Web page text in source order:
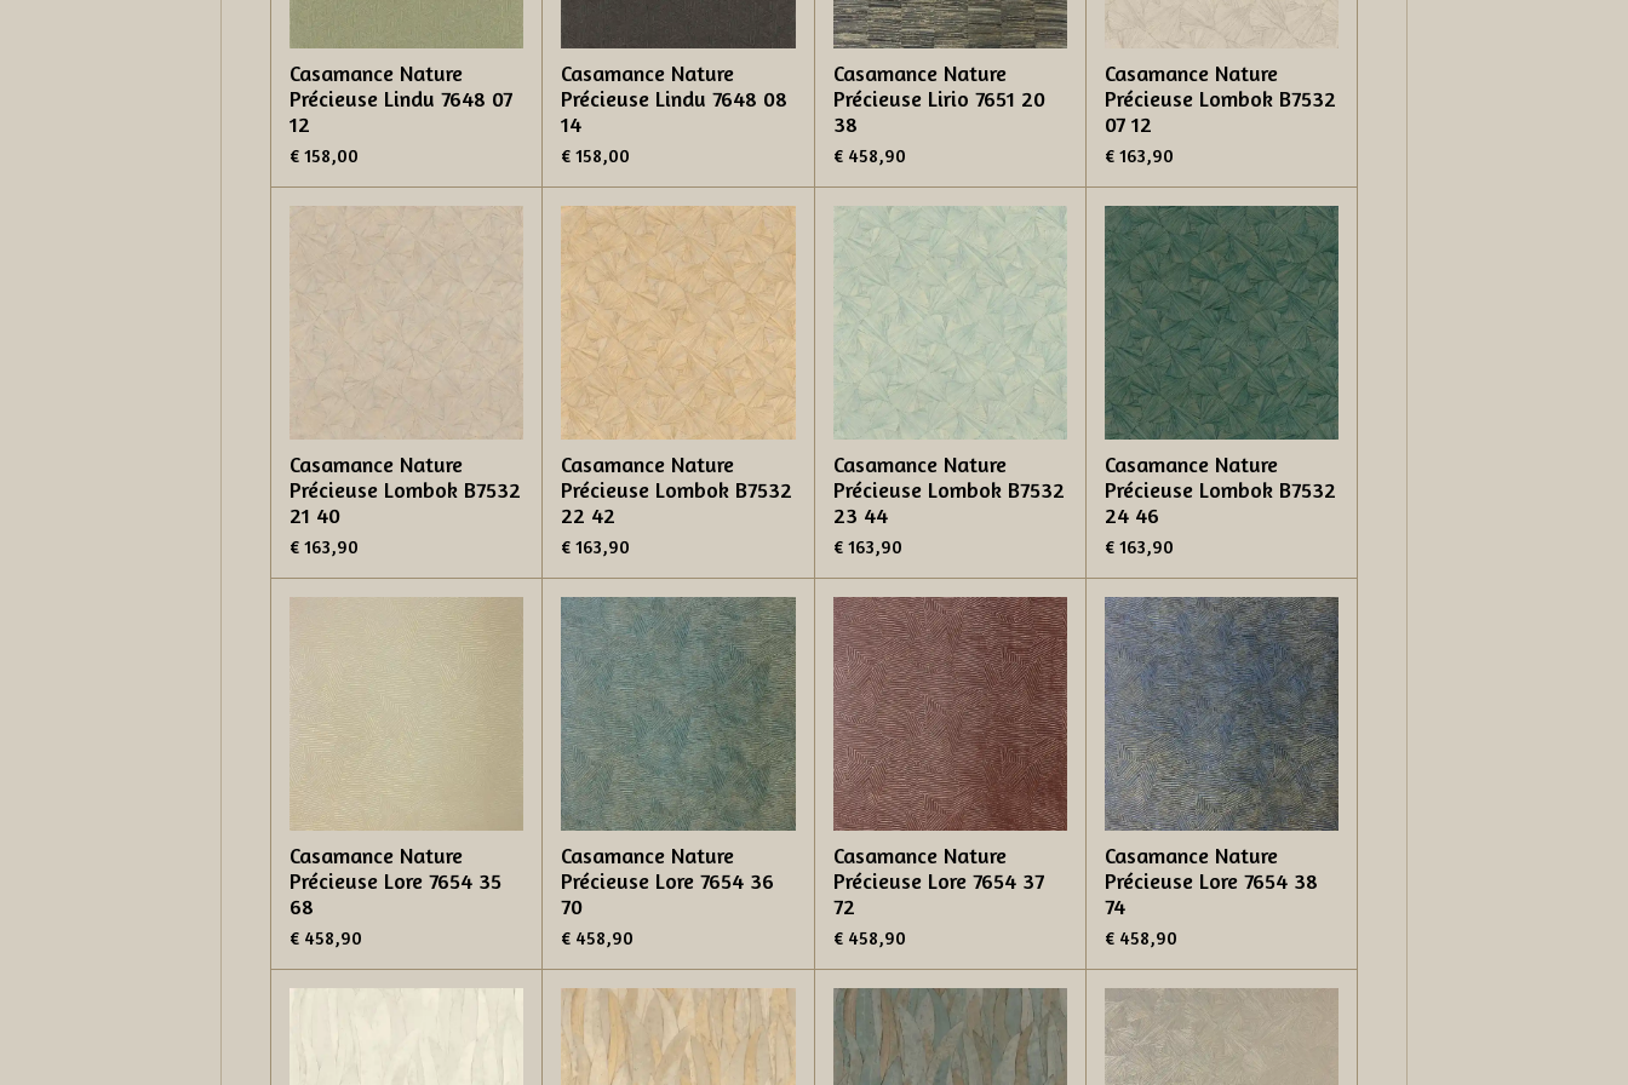
Casamance Nature
Précieuse Lindu 7648 07
12
€ 158,00
Casamance Nature
Précieuse Lindu 7648 08
14
€ 158,00
Casamance Nature
Précieuse Lirio 7651 20
38
€ 458,90
Casamance Nature
Précieuse Lombok B7532
07 12
€ 163,90
Casamance Nature
Précieuse Lombok B7532
21 40
€ 163,90
Casamance Nature
Précieuse Lombok B7532
22 42
€ 163,90
Casamance Nature
Précieuse Lombok B7532
23 44
€ 163,90
Casamance Nature
Précieuse Lombok B7532
24 46
€ 163,90
Casamance Nature
Précieuse Lore 7654 35
68
€ 458,90
Casamance Nature
Précieuse Lore 7654 36
70
€ 458,90
Casamance Nature
Précieuse Lore 7654 37
72
€ 458,90
Casamance Nature
Précieuse Lore 7654 38
74
€ 458,90